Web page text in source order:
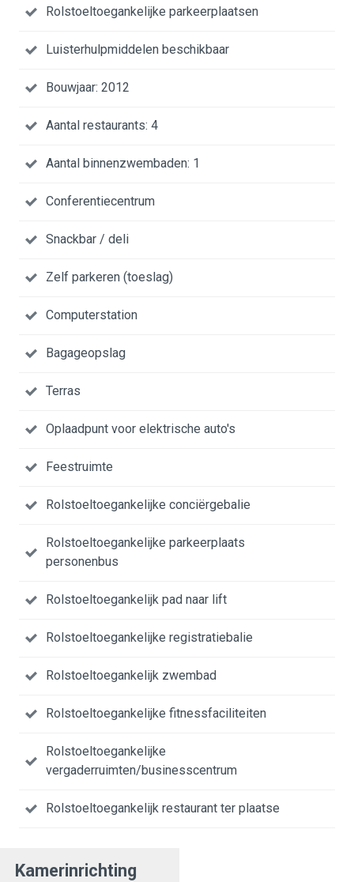
Rolstoeltoegankelijke parkeerplaatsen
Luisterhulpmiddelen beschikbaar
Bouwjaar: 2012
Aantal restaurants: 4
Aantal binnenzwembaden: 1
Conferentiecentrum
Snackbar / deli
Zelf parkeren (toeslag)
Computerstation
Bagageopslag
Terras
Oplaadpunt voor elektrische auto's
Feestruimte
Rolstoeltoegankelijke conciërgebalie
Rolstoeltoegankelijke parkeerplaats
personenbus
Rolstoeltoegankelijk pad naar lift
Rolstoeltoegankelijke registratiebalie
Rolstoeltoegankelijk zwembad
Rolstoeltoegankelijke fitnessfaciliteiten
Rolstoeltoegankelijke
vergaderruimten/businesscentrum
Rolstoeltoegankelijk restaurant ter plaatse
Kamerinrichting